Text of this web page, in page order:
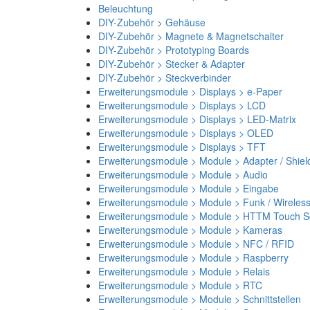
Beleuchtung
DIY-Zubehör > Gehäuse
DIY-Zubehör > Magnete & Magnetschalter
DIY-Zubehör > Prototyping Boards
DIY-Zubehör > Stecker & Adapter
DIY-Zubehör > Steckverbinder
Erweiterungsmodule > Displays > e-Paper
Erweiterungsmodule > Displays > LCD
Erweiterungsmodule > Displays > LED-Matrix
Erweiterungsmodule > Displays > OLED
Erweiterungsmodule > Displays > TFT
Erweiterungsmodule > Module > Adapter /
Erweiterungsmodule > Module > Audio
Erweiterungsmodule > Module > Eingabe
Erweiterungsmodule > Module > Funk / Wireless
Erweiterungsmodule > Module > HTTM Touch
Erweiterungsmodule > Module > Kameras
Erweiterungsmodule > Module > NFC / RFID
Erweiterungsmodule > Module > Raspberry
Erweiterungsmodule > Module > Relais
Erweiterungsmodule > Module > RTC
Erweiterungsmodule > Module > Schnittstellen